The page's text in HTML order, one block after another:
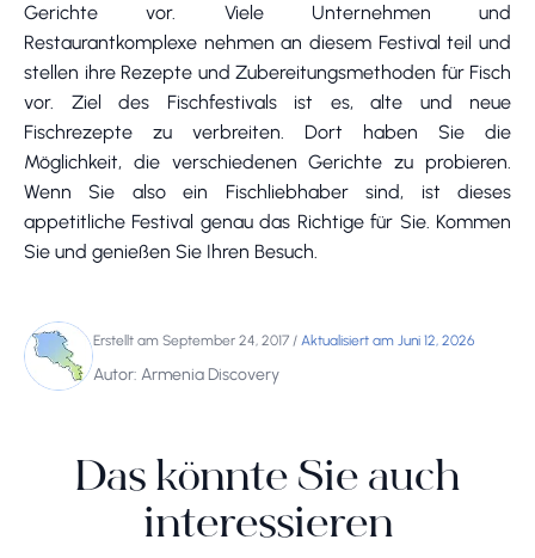
Gerichte vor. Viele Unternehmen und
Restaurantkomplexe nehmen an diesem Festival teil und
stellen ihre Rezepte und Zubereitungsmethoden für Fisch
vor. Ziel des Fischfestivals ist es, alte und neue
Fischrezepte zu verbreiten. Dort haben Sie die
Möglichkeit, die verschiedenen Gerichte zu probieren.
Wenn Sie also ein Fischliebhaber sind, ist dieses
appetitliche Festival genau das Richtige für Sie. Kommen
Sie und genießen Sie Ihren Besuch.
Erstellt am September 24, 2017 / Aktualisiert am Juni 12, 2026
Autor: Armenia Discovery
Das könnte Sie auch
interessieren